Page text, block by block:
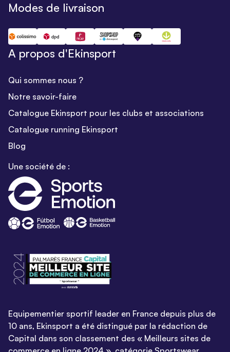
Modes de livraison
A propos d'Ekinsport
Qui sommes nous ?
Notre savoir-faire
Catalogue Ekinsport pour les clubs et associations
Catalogue running Ekinsport
Blog
Une société de :
Equipementier sportif leader en France depuis plus de
10 ans, Ekinsport a été distingué par la rédaction de
Capital dans son classement des « Meilleurs sites de